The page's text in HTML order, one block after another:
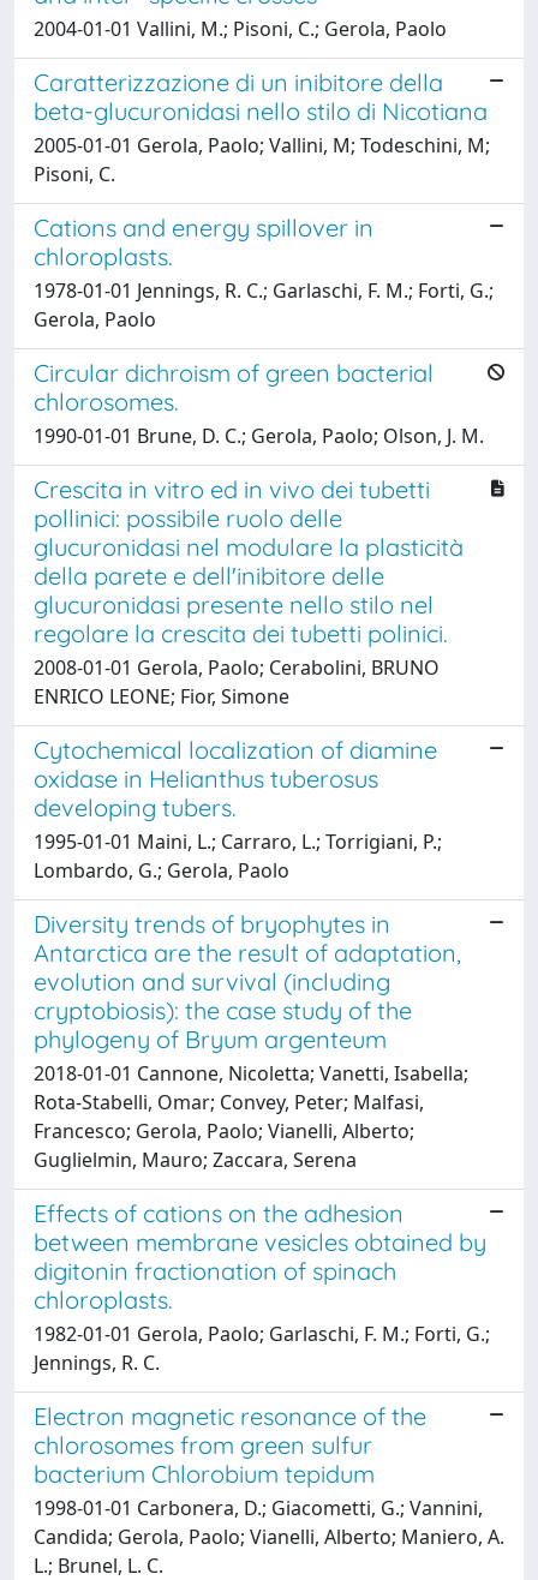
2004-01-01 Vallini, M.; Pisoni, C.; Gerola, Paolo
Caratterizzazione di un inibitore della
beta-glucuronidasi nello stilo di Nicotiana
2005-01-01 Gerola, Paolo; Vallini, M; Todeschini, M;
Pisoni, C.
Cations and energy spillover in
chloroplasts.
1978-01-01 Jennings, R. C.; Garlaschi, F. M.; Forti, G.;
Gerola, Paolo
Circular dichroism of green bacterial
chlorosomes.
1990-01-01 Brune, D. C.; Gerola, Paolo; Olson, J. M.
Crescita in vitro ed in vivo dei tubetti
pollinici: possibile ruolo delle
glucuronidasi nel modulare la plasticità
della parete e dell'inibitore delle
glucuronidasi presente nello stilo nel
regolare la crescita dei tubetti polinici.
2008-01-01 Gerola, Paolo; Cerabolini, BRUNO
ENRICO LEONE; Fior, Simone
Cytochemical localization of diamine
oxidase in Helianthus tuberosus
developing tubers.
1995-01-01 Maini, L.; Carraro, L.; Torrigiani, P.;
Lombardo, G.; Gerola, Paolo
Diversity trends of bryophytes in
Antarctica are the result of adaptation,
evolution and survival (including
cryptobiosis): the case study of the
phylogeny of Bryum argenteum
2018-01-01 Cannone, Nicoletta; Vanetti, Isabella;
Rota-Stabelli, Omar; Convey, Peter; Malfasi,
Francesco; Gerola, Paolo; Vianelli, Alberto;
Guglielmin, Mauro; Zaccara, Serena
Effects of cations on the adhesion
between membrane vesicles obtained by
digitonin fractionation of spinach
chloroplasts.
1982-01-01 Gerola, Paolo; Garlaschi, F. M.; Forti, G.;
Jennings, R. C.
Electron magnetic resonance of the
chlorosomes from green sulfur
bacterium Chlorobium tepidum
1998-01-01 Carbonera, D.; Giacometti, G.; Vannini,
Candida; Gerola, Paolo; Vianelli, Alberto; Maniero, A.
L.; Brunel, L. C.